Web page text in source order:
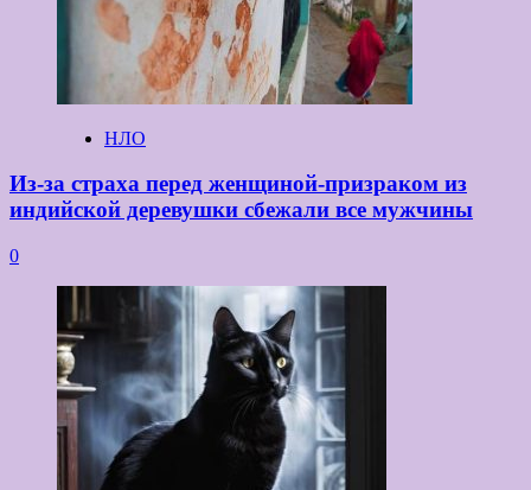
НЛО
Из-за страха перед женщиной-призраком из
индийской деревушки сбежали все мужчины
0